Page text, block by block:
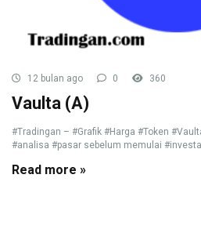
12 bulan ago 0 360
Vaulta (A)
#Tradingan – #Grafik #Harga #Token
#analisa #pasar sebelum memulai
Read more »